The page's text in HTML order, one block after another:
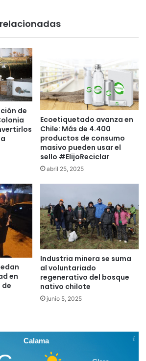
de
Ecoetiquetado avanza en
Chile: Más de 4.400
productos de consumo
masivo pueden usar el
sello #ElijoReciclar
abril 25, 2025
en
de
Industria minera se suma
al voluntariado
regenerativo del bosque
nativo chilote
junio 5, 2025
Calama